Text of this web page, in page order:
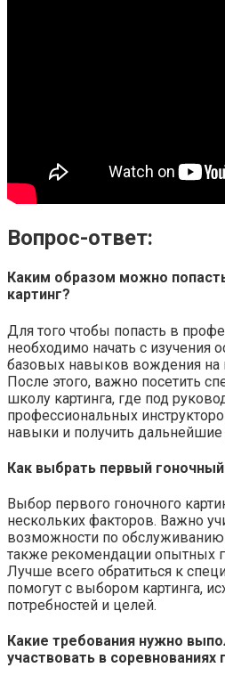
Вопрос-ответ:
Каким образом можно
картинг?
Для того чтобы попасть в
необходимо начать с изучения
базовых навыков вождения на
После этого, важно посетить
школу картинга, где под
профессиональных
навыки и получить
Как выбрать первый гоночный
Выбор первого гоночного
нескольких факторов. Важно
возможности по обслуживанию
также рекомендации опытных
Лучше всего обратиться к
помогут с выбором картинга,
потребностей и целей.
Какие требования нужно
участвовать в соревнованиях